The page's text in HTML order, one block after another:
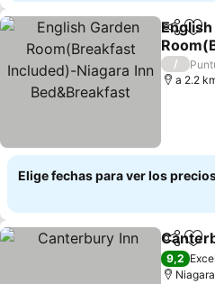
Ver
/
a 2.2
Elige fechas para ver los
9,2